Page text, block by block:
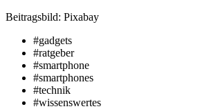
Beitragsbild: Pixabay
#gadgets
#ratgeber
#smartphone
#smartphones
#technik
#wissenswertes